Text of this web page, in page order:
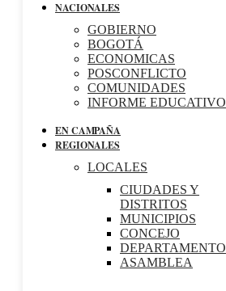
NACIONALES
GOBIERNO
BOGOTÁ
ECONOMICAS
POSCONFLICTO
COMUNIDADES
INFORME EDUCATIVO
EN CAMPAÑA
REGIONALES
LOCALES
CIUDADES Y
DISTRITOS
MUNICIPIOS
CONCEJO
DEPARTAMENTO
ASAMBLEA